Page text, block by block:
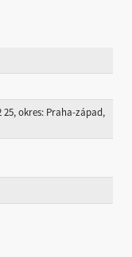
25, okres: Praha-západ,